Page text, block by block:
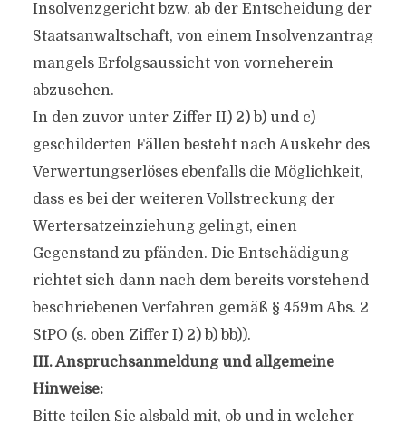
Insolvenzgericht bzw. ab der Entscheidung der
Staatsanwaltschaft, von einem Insolvenzantrag
mangels Erfolgsaussicht von vorneherein
abzusehen.
In den zuvor unter Ziffer II) 2) b) und c)
geschilderten Fällen besteht nach Auskehr des
Verwertungserlöses ebenfalls die Möglichkeit,
dass es bei der weiteren Vollstreckung der
Wertersatzeinziehung gelingt, einen
Gegenstand zu pfänden. Die Entschädigung
richtet sich dann nach dem bereits vorstehend
beschriebenen Verfahren gemäß § 459m Abs. 2
StPO (s. oben Ziffer I) 2) b) bb)).
III. Anspruchsanmeldung und allgemeine
Hinweise:
Bitte teilen Sie alsbaldmit, ob und in welcher